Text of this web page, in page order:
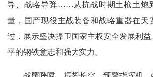
导、战略导弹……从抗战时期土枪土炮
量，国产现役主战装备和战略重器在天
过，展示坚决捍卫国家主权安全发展利
平的钢铁意志和强大实力。